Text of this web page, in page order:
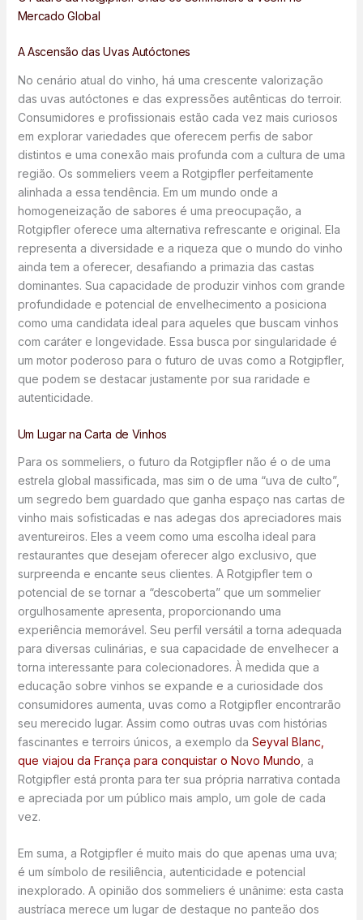
Mercado Global
A Ascensão das Uvas Autóctones
No cenário atual do vinho, há uma crescente valorização
das uvas autóctones e das expressões autênticas do terroir.
Consumidores e profissionais estão cada vez mais curiosos
em explorar variedades que oferecem perfis de sabor
distintos e uma conexão mais profunda com a cultura de uma
região. Os sommeliers veem a Rotgipfler perfeitamente
alinhada a essa tendência. Em um mundo onde a
homogeneização de sabores é uma preocupação, a
Rotgipfler oferece uma alternativa refrescante e original. Ela
representa a diversidade e a riqueza que o mundo do vinho
ainda tem a oferecer, desafiando a primazia das castas
dominantes. Sua capacidade de produzir vinhos com grande
profundidade e potencial de envelhecimento a posiciona
como uma candidata ideal para aqueles que buscam vinhos
com caráter e longevidade. Essa busca por singularidade é
um motor poderoso para o futuro de uvas como a Rotgipfler,
que podem se destacar justamente por sua raridade e
autenticidade.
Um Lugar na Carta de Vinhos
Para os sommeliers, o futuro da Rotgipfler não é o de uma
estrela global massificada, mas sim o de uma “uva de culto”,
um segredo bem guardado que ganha espaço nas cartas de
vinho mais sofisticadas e nas adegas dos apreciadores mais
aventureiros. Eles a veem como uma escolha ideal para
restaurantes que desejam oferecer algo exclusivo, que
surpreenda e encante seus clientes. A Rotgipfler tem o
potencial de se tornar a “descoberta” que um sommelier
orgulhosamente apresenta, proporcionando uma
experiência memorável. Seu perfil versátil a torna adequada
para diversas culinárias, e sua capacidade de envelhecer a
torna interessante para colecionadores. À medida que a
educação sobre vinhos se expande e a curiosidade dos
consumidores aumenta, uvas como a Rotgipfler encontrarão
seu merecido lugar. Assim como outras uvas com histórias
fascinantes e terroirs únicos, a exemplo da Seyval Blanc,
que viajou da França para conquistar o Novo Mundo , a
Rotgipfler está pronta para ter sua própria narrativa contada
e apreciada por um público mais amplo, um gole de cada
vez.
Em suma, a Rotgipfler é muito mais do que apenas uma uva;
é um símbolo de resiliência, autenticidade e potencial
inexplorado. A opinião dos sommeliers é unânime: esta casta
austríaca merece um lugar de destaque no panteão dos